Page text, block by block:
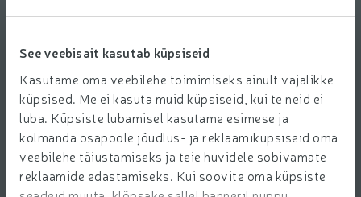
See veebisait kasutab küpsiseid
Kasutame oma veebilehe toimimiseks ainult vajalikke
küpsised. Me ei kasuta muid küpsiseid, kui te neid ei
luba. Küpsiste lubamisel kasutame esimese ja
kolmanda osapoole jõudlus- ja reklaamiküpsiseid oma
veebilehe täiustamiseks ja teie huvidele sobivamate
reklaamide edastamiseks. Kui soovite oma küpsiste